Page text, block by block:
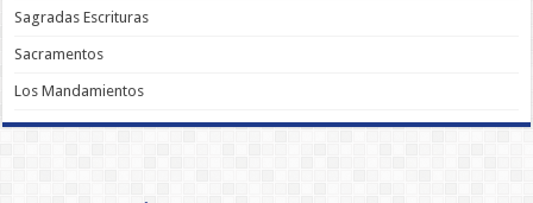
Sagradas Escrituras
Sacramentos
Los Mandamientos